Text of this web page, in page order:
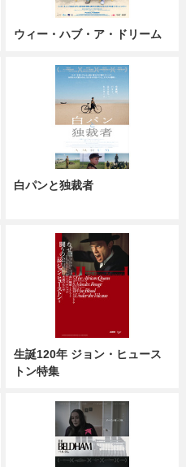
ウィー・ハブ・ア・ドリーム
白パンと独裁者
生誕120年 ジョン・ヒュース
トン特集